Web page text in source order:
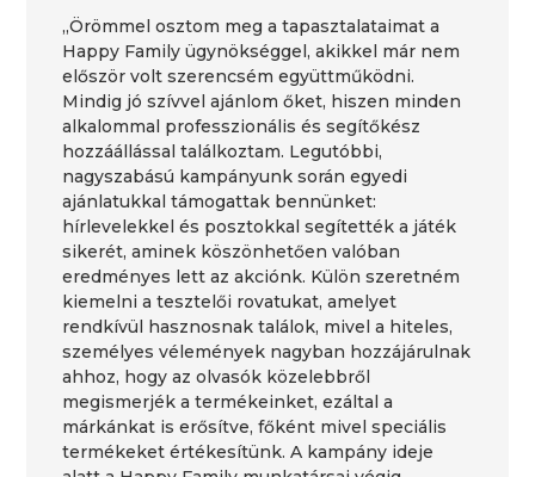
„Örömmel osztom meg a tapasztalataimat a
Happy Family ügynökséggel, akikkel már nem
először volt szerencsém együttműködni.
Mindig jó szívvel ajánlom őket, hiszen minden
alkalommal professzionális és segítőkész
hozzáállással találkoztam. Legutóbbi,
nagyszabású kampányunk során egyedi
ajánlatukkal támogattak bennünket:
hírlevelekkel és posztokkal segítették a játék
sikerét, aminek köszönhetően valóban
eredményes lett az akciónk. Külön szeretném
kiemelni a tesztelői rovatukat, amelyet
rendkívül hasznosnak találok, mivel a hiteles,
személyes vélemények nagyban hozzájárulnak
ahhoz, hogy az olvasók közelebbről
megismerjék a termékeinket, ezáltal a
márkánkat is erősítve, főként mivel speciális
termékeket értékesítünk. A kampány ideje